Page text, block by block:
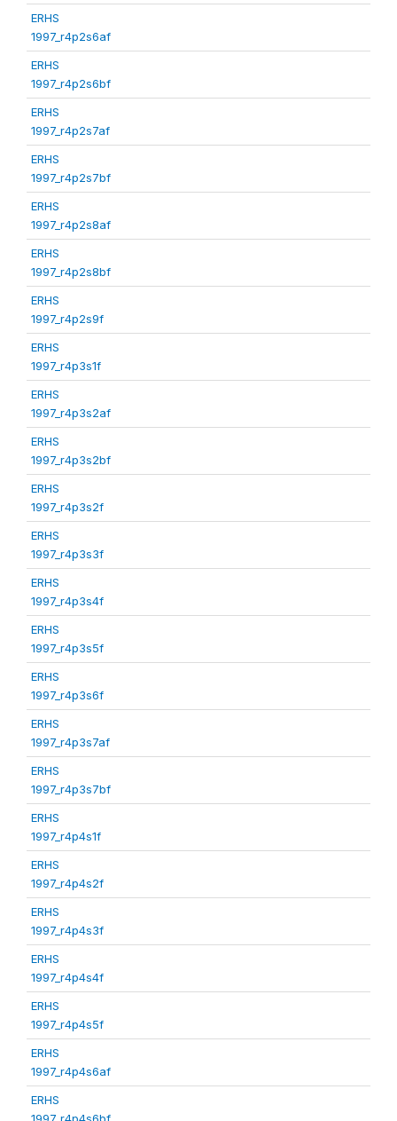
ERHS
1997_r4p2s6af
ERHS
1997_r4p2s6bf
ERHS
1997_r4p2s7af
ERHS
1997_r4p2s7bf
ERHS
1997_r4p2s8af
ERHS
1997_r4p2s8bf
ERHS
1997_r4p2s9f
ERHS
1997_r4p3s1f
ERHS
1997_r4p3s2af
ERHS
1997_r4p3s2bf
ERHS
1997_r4p3s2f
ERHS
1997_r4p3s3f
ERHS
1997_r4p3s4f
ERHS
1997_r4p3s5f
ERHS
1997_r4p3s6f
ERHS
1997_r4p3s7af
ERHS
1997_r4p3s7bf
ERHS
1997_r4p4s1f
ERHS
1997_r4p4s2f
ERHS
1997_r4p4s3f
ERHS
1997_r4p4s4f
ERHS
1997_r4p4s5f
ERHS
1997_r4p4s6af
ERHS
1997_r4p4s6bf